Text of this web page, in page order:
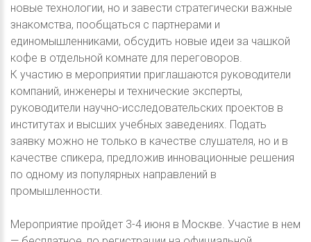
новые технологии, но и завести стратегически важные
знакомства, пообщаться с партнерами и
единомышленниками, обсудить новые идеи за чашкой
кофе в отдельной комнате для переговоров.
К участию в мероприятии приглашаются руководители
компаний, инженеры и технические эксперты,
руководители научно-исследовательских проектов в
институтах и высших учебных заведениях. Подать
заявку можно не только в качестве слушателя, но и в
качестве спикера, предложив инновационные решения
по одному из популярных направлений в
промышленности.
Мероприятие пройдет 3-4 июня в Москве. Участие в нем